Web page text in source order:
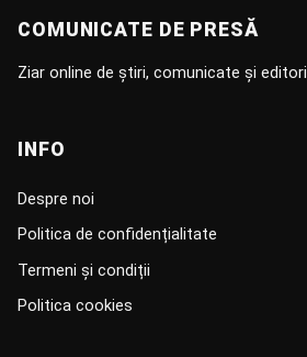
COMUNICATE DE PRESĂ
Ziar online de știri, comunicate și
INFO
Despre noi
Politica de confidențialitate
Termeni și condiții
Politica cookies